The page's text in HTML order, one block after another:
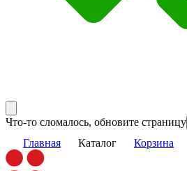
Что-то сломалось, обновите страницу
Главная Каталог Корзина